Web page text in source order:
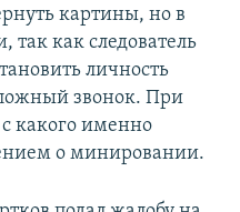
картины, но в
так как следователь
личность
звонок. При
какого именно
о минировании.